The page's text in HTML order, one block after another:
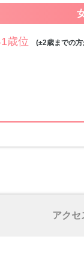
歳位 (±2歳までの方
アクセ